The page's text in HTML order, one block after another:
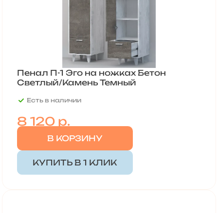
Пенал П-1 Эго на ножках Бетон
Светлый/Камень Темный
Есть в наличии
8 120 р.
В КОРЗИНУ
КУПИТЬ В 1 КЛИК